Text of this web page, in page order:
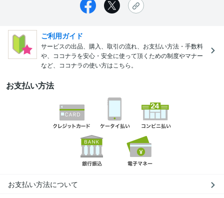
ご利用ガイド
サービスの出品、購入、取引の流れ、お支払い方法・手数料
や、ココナラを安心・安全に使って頂くための制度やマナー
など、ココナラの使い方はこちら。
お支払い方法
お支払い方法について